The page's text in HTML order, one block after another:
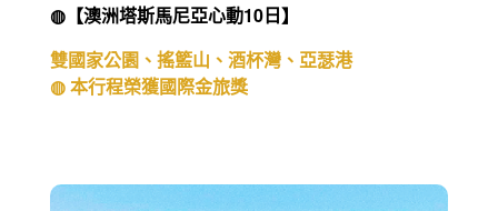
◍【澳洲塔斯馬尼亞心動10日】
雙國家公園、搖籃山、酒杯灣、亞瑟港
◍ 本行程榮獲國際金旅獎